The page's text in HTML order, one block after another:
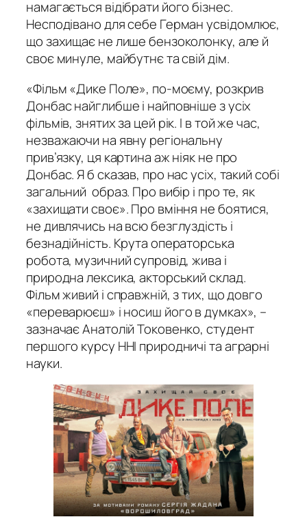
намагається відібрати його бізнес.
Несподівано для себе Герман усвідомлює,
що захищає не лише бензоколонку, але й
своє минуле, майбутнє та свій дім.
«Фільм «Дике Поле», по-моєму, розкрив
Донбас найглибше і найповніше з усіх
фільмів, знятих за цей рік. І в той же час,
незважаючи на явну регіональну
прив’язку, ця картина аж ніяк не про
Донбас. Я б сказав, про нас усіх, такий собі
загальний образ. Про вибір і про те, як
«захищати своє». Про вміння не боятися,
не дивлячись на всю безглуздість і
безнадійність. Крута операторська
робота, музичний супровід, жива і
природна лексика, акторський склад.
Фільм живий і справжній, з тих, що довго
«переварюєш» і носиш його в думках», –
зазначає Анатолій Токовенко, студент
першого курсу ННІ природничі та аграрні
науки.